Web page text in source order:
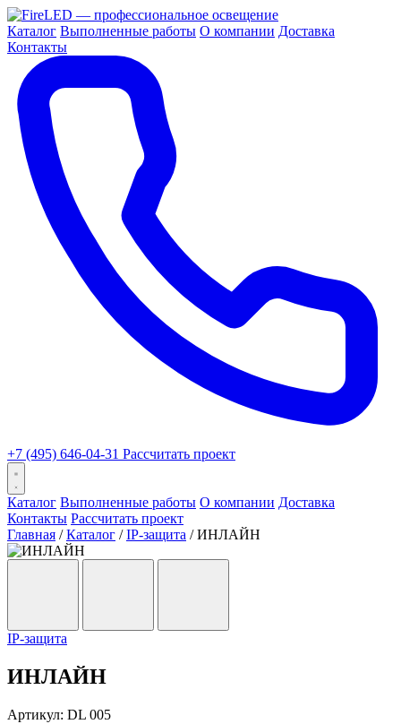
Каталог Выполненные работы О компании Доставка
Контакты
+7 (495) 646-04-31 Рассчитать проект
Каталог Выполненные работы О компании Доставка
Контакты Рассчитать проект
Главная / Каталог / IP-защита / ИНЛАЙН
IP-защита
ИНЛАЙН
Артикул: DL 005